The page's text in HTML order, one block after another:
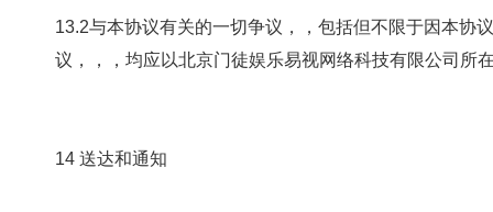
13.2与本协议有关的一切争议，，包括但不限于因本协
议，，，均应以北京门徒娱乐易视网络科技有限公司所
14 送达和通知